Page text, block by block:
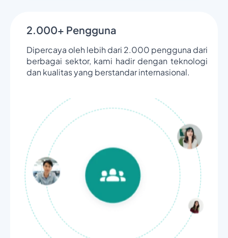
2.000+ Pengguna
Dipercaya oleh lebih dari 2.000 pengguna dari
berbagai sektor, kami hadir dengan teknologi
dan kualitas yang berstandar internasional.